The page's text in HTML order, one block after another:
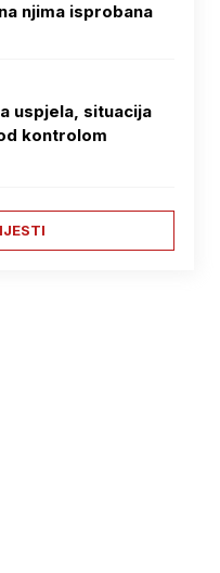
njima isprobana
uspjela, situacija
kontrolom